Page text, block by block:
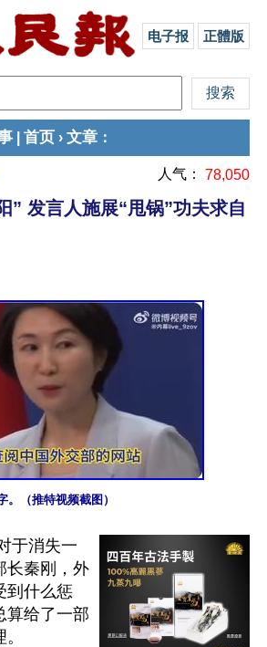
电子报 正體版
首页 › 文章 ：
人气： 78,050
” 发言人施展“甩锅”功夫求自
。（推特视频截图）
于消失一
长秦刚，外
到什么惩
算给了一部